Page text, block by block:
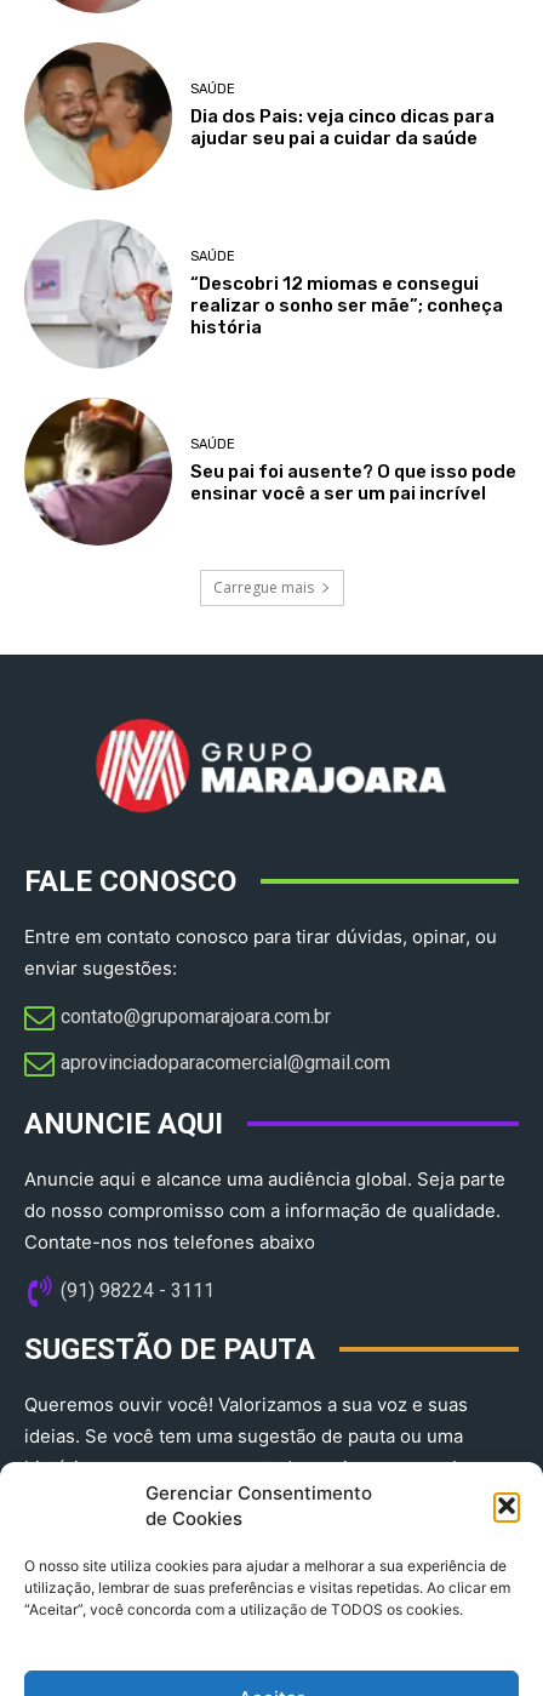
Gerenciar Consentimento
de Cookies
O nosso site utiliza cookies para ajudar a melhorar a sua experiência de
utilização, lembrar de suas preferências e visitas repetidas. Ao clicar em
“Aceitar”, você concorda com a utilização de TODOS os cookies.
SAÚDE
Dia dos Pais: veja cinco dicas para
ajudar seu pai a cuidar da saúde
SAÚDE
“Descobri 12 miomas e consegui
realizar o sonho ser mãe”; conheça
história
SAÚDE
Seu pai foi ausente? O que isso pode
ensinar você a ser um pai incrível
Carregue mais
FALE CONOSCO
Entre em contato conosco para tirar dúvidas, opinar, ou
enviar sugestões:
contato@grupomarajoara.com.br
aprovinciadoparacomercial@gmail.com​
ANUNCIE AQUI
Anuncie aqui e alcance uma audiência global. Seja parte
do nosso compromisso com a informação de qualidade.
Contate-nos nos telefones abaixo
(91) 98224 - 3111
SUGESTÃO DE PAUTA
Queremos ouvir você! Valorizamos a sua voz e suas
ideias. Se você tem uma sugestão de pauta ou uma
história que merece ser contada, envie-nos agora!
(91) 98224 - 3111